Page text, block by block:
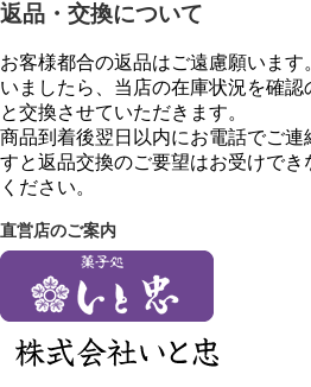
返品・交換について
お客様都合の返品はご遠慮願いま
いましたら、当店の在庫状況を確
と交換させていただきます。
商品到着後翌日以内にお電話でご連
すと返品交換のご要望はお受けで
ください。
直営店のご案内